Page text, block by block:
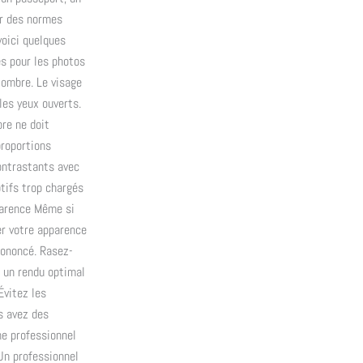
des normes
quelques
pour les photos
Le visage
yeux ouverts.
ne doit
avec
trop chargés
Même si
votre apparence
Rasez-
rendu optimal
les
avez des
professionnel
professionnel